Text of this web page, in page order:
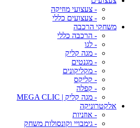
- צעצועי מוזיקה
- צעצועים כללי
משחקי הרכבה
- הרכבה כללי
- לגו
- מגה קליק
- מגנטים
- מקליקונים
- קליקס
- קפלה
- מגה קליק | MEGA CLIC
אלקטרוניקה
- אוזניות
- גימבויי וקונסולות משחק